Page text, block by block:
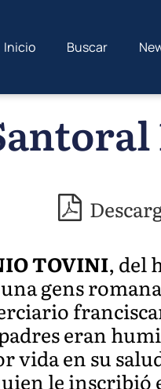
Inicio Buscar
TOVINI, del
gens
eran
vida en su
le inscribió